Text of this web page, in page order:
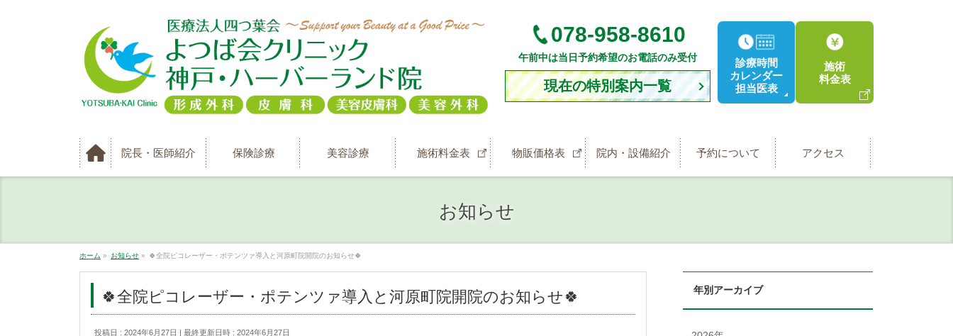
078-958-8610
午前中は当日予約希望のお電話のみ受付
現在の特別案内一覧
診療時間
カレンダー
担当医表
施術
料金表
院長・医師紹介 保険診療 美容診療 施術料金表 物販価格表 院内・設備紹介 予約について アクセス
お知らせ
ホーム » お知らせ » 🍀全院ピコレーザー・ポテンツァ導入と河原町院開院のお知らせ🍀
🍀全院ピコレーザー・ポテンツァ導入と河原町院開院のお知らせ🍀
投稿日 : 2024年6月27日 最終更新日時 : 2024年6月27日
年別アーカイブ